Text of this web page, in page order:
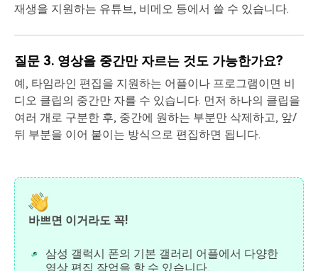
재생을 지원하는 유튜브, 비메오 등에서 쓸 수 있습니다.
질문 3. 영상을 중간만 자르는 것도 가능한가요?
예, 타임라인 편집을 지원하는 어플이나 프로그램이면 비
디오 클립의 중간만 자를 수 있습니다. 먼저 하나의 클립을
여러 개로 구분한 후, 중간에 원하는 부분만 삭제하고, 앞/
뒤 부분을 이어 붙이는 방식으로 편집하면 됩니다.
바쁘면 이거라도 꼭!
삼성 갤럭시 폰의 기본 갤러리 어플에서 다양한
영상 편집 작업을 할 수 있습니다.